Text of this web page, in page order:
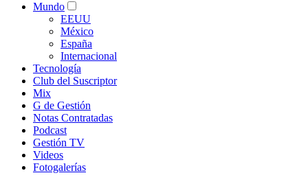
Mundo
EEUU
México
España
Internacional
Tecnología
Club del Suscriptor
Mix
G de Gestión
Notas Contratadas
Podcast
Gestión TV
Videos
Fotogalerías